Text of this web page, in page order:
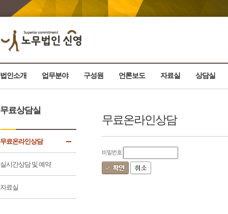
법인소개 업무분야 구성원 언론보도 자료실 상담실
무료상담실
무료온라인상담
실시간상담 및 예약
자료실
무료온라인상담